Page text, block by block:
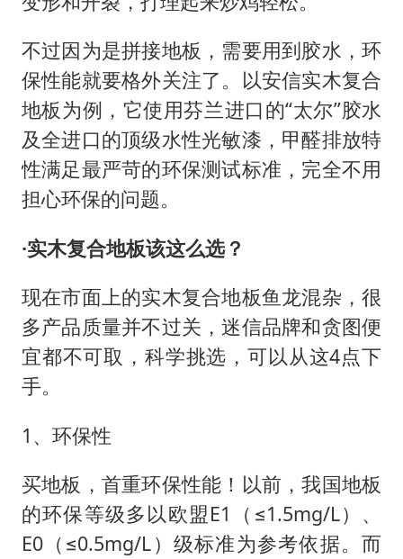
不过因为是拼接地板，需要用到胶水，环
保性能就要格外关注了。 以安信实木复合
地板为例，它使用芬兰进口的“太尔”胶水
及全进口的顶级水性光敏漆 ， 甲醛排放特
性满足最严苛的环保测试标准， 完全不用
担心环保的问题。
·实木复合地板该这么选？
现在市面上的实木复合地板鱼龙混杂，很
多产品质量并不过关，迷信品牌和贪图便
宜都不可取，科学挑选，可以从这4点下
手。
1、 环保性
买地板，首重环保性能！以前，我国地板
的环保等级多以欧盟E1（≤1.5mg/L）、
E0（≤0.5mg/L） 级标准为参考依据。而